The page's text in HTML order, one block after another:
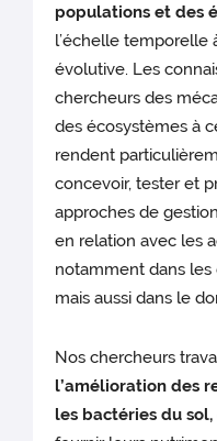
populations et des
l’échelle temporelle
évolutive. Les
chercheurs des
des écosystèmes à
rendent
concevoir, tester et
approches de
en relation avec les
notamment dans les
mais aussi dans le
Nos chercheurs
l’amélioration des
les bactéries du sol,